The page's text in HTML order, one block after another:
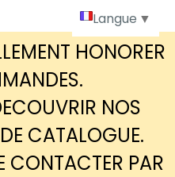
HONORER
NOS
CATALOGUE.
CONTACTER PAR
Langue ▼